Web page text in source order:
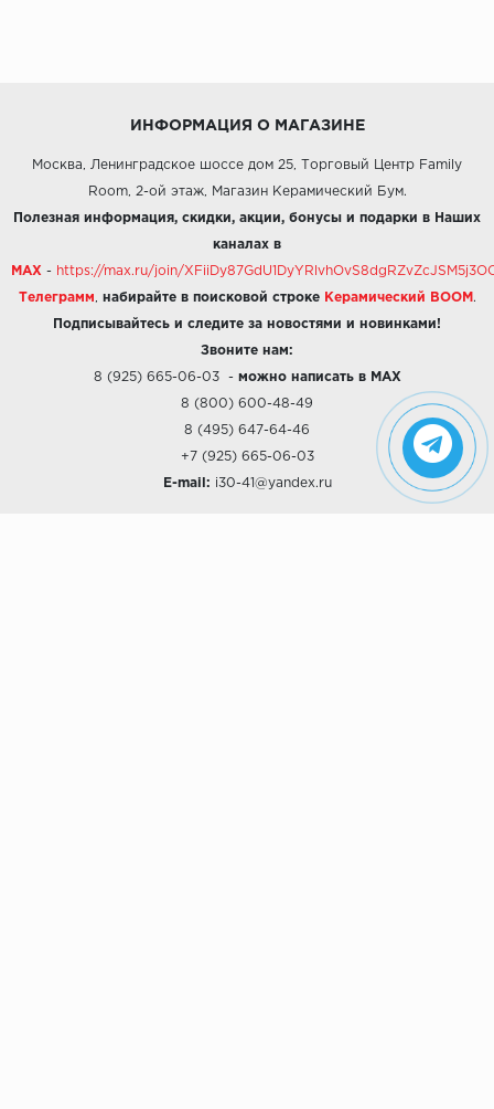
ИНФОРМАЦИЯ О МАГАЗИНЕ
Москва, Ленинградское шоссе дом 25, Торговый Центр Family
Room, 2-ой этаж, Магазин Керамический Бум.
Полезная информация, скидки, акции, бонусы и подарки в Наших
каналах в
MAX - https://max.ru/join/
Телеграмм набирайте в поисковой строке Керамический BOOM .
Подписывайтесь и следите за новостями и новинками!
Звоните нам:
8 (925) 665-06-03- можно написать в MAX
8 (800) 600-48-49
8 (495) 647-64-46
+7 (925) 665-06-03
E-mail: i30-41@yandex.ru